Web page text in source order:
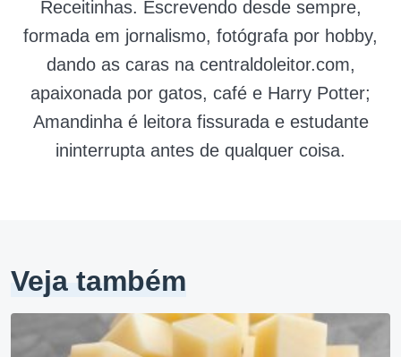
Receitinhas. Escrevendo desde sempre,
formada em jornalismo, fotógrafa por hobby,
dando as caras na centraldoleitor.com,
apaixonada por gatos, café e Harry Potter;
Amandinha é leitora fissurada e estudante
ininterrupta antes de qualquer coisa.
Veja também